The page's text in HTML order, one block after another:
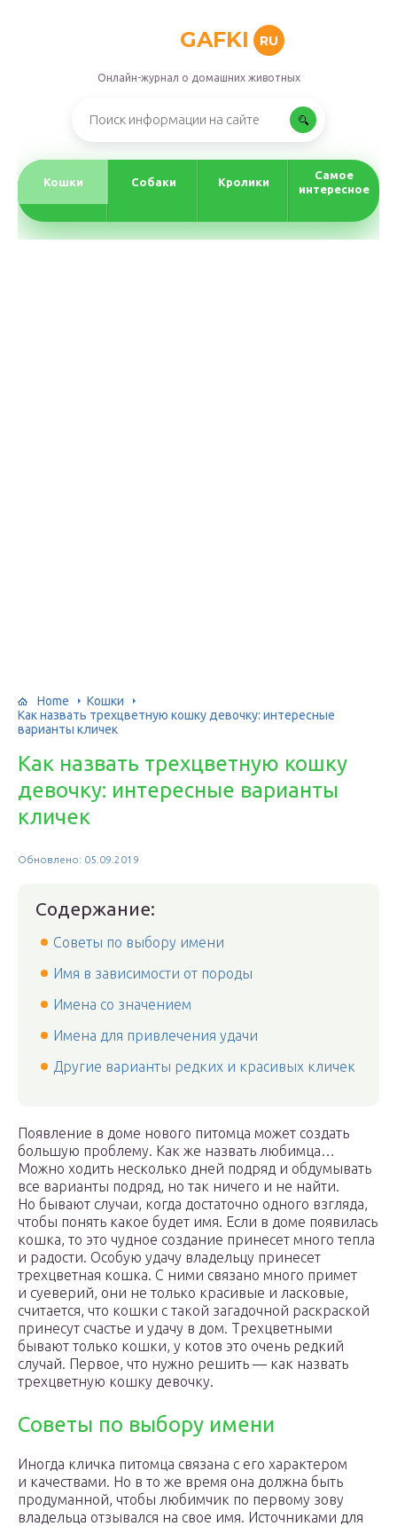
GAFKI RU
Онлайн-журнал о домашних животных
Кошки Собаки Кролики
Самое
интересное
Home
Кошки
Как назвать трехцветную кошку девочку: интересные
варианты кличек
Как назвать трехцветную кошку
девочку: интересные варианты
кличек
Обновлено: 05.09.2019
Содержание:
Советы по выбору имени
Имя в зависимости от породы
Имена со значением
Имена для привлечения удачи
Другие варианты редких и красивых кличек
Появление в доме нового питомца может создать
большую проблему. Как же назвать любимца…
Можно ходить несколько дней подряд и обдумывать
все варианты подряд, но так ничего и не найти.
Но бывают случаи, когда достаточно одного взгляда,
чтобы понять какое будет имя. Если в доме появилась
кошка, то это чудное создание принесет много тепла
и радости. Особую удачу владельцу принесет
трехцветная кошка. С ними связано много примет
и суеверий, они не только красивые и ласковые,
считается, что кошки с такой загадочной раскраской
принесут счастье и удачу в дом. Трехцветными
бывают только кошки, у котов это очень редкий
случай. Первое, что нужно решить — как назвать
трехцветную кошку девочку.
Советы по выбору имени
Иногда кличка питомца связана с его характером
и качествами. Но в то же время она должна быть
продуманной, чтобы любимчик по первому зову
владельца отзывался на свое имя. Источниками для